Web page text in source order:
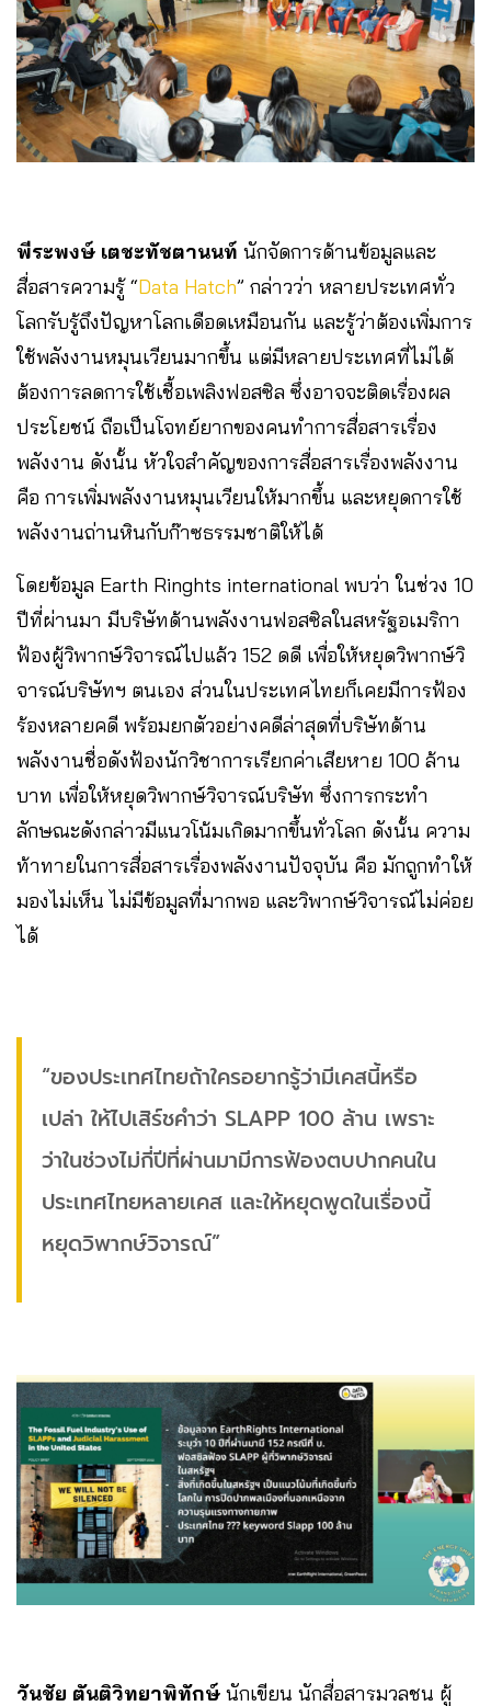
พีระพงษ์ เตชะทัชตานนท์ นักจัดการด้านข้อมูลและ
สื่อสารความรู้ “Data Hatch” กล่าวว่า หลายประเทศทั่ว
โลกรับรู้ถึงปัญหาโลกเดือดเหมือนกัน และรู้ว่าต้องเพิ่มการ
ใช้พลังงานหมุนเวียนมากขึ้น แต่มีหลายประเทศที่ไม่ได้
ต้องการลดการใช้เชื้อเพลิงฟอสซิล ซึ่งอาจจะติดเรื่องผล
ประโยชน์ ถือเป็นโจทย์ยากของคนทำการสื่อสารเรื่อง
พลังงาน ดังนั้น หัวใจสำคัญของการสื่อสารเรื่องพลังงาน
คือ การเพิ่มพลังงานหมุนเวียนให้มากขึ้น และหยุดการใช้
พลังงานถ่านหินกับก๊าซธรรมชาติให้ได้
โดยข้อมูล Earth Ringhts international พบว่า ในช่วง 10
ปีที่ผ่านมา มีบริษัทด้านพลังงานฟอสซิลในสหรัฐอเมริกา
ฟ้องผู้วิพากษ์วิจารณ์ไปแล้ว 152 ดดี เพื่อให้หยุดวิพากษ์วิ
จารณ์บริษัทฯ ตนเอง ส่วนในประเทศไทยก็เคยมีการฟ้อง
ร้องหลายคดี พร้อมยกตัวอย่างคดีล่าสุดที่บริษัทด้าน
พลังงานชื่อดังฟ้องนักวิชาการเรียกค่าเสียหาย 100 ล้าน
บาท เพื่อให้หยุดวิพากษ์วิจารณ์บริษัท ซึ่งการกระทำ
ลักษณะดังกล่าวมีแนวโน้มเกิดมากขึ้นทั่วโลก ดังนั้น ความ
ท้าทายในการสื่อสารเรื่องพลังงานปัจจุบัน คือ มักถูกทำให้
มองไม่เห็น ไม่มีข้อมูลที่มากพอ และวิพากษ์วิจารณ์ไม่ค่อย
ได้
“ของประเทศไทยถ้าใครอยากรู้ว่ามีเคสนี้หรือ
เปล่า ให้ไปเสิร์ชคำว่า SLAPP 100 ล้าน เพราะ
ว่าในช่วงไม่กี่ปีที่ผ่านมามีการฟ้องตบปากคนใน
ประเทศไทยหลายเคส และให้หยุดพูดในเรื่องนี้
หยุดวิพากษ์วิจารณ์”
วันชัย ตันติวิทยาพิทักษ์ นักเขียน นักสื่อสารมวลชน ผู้